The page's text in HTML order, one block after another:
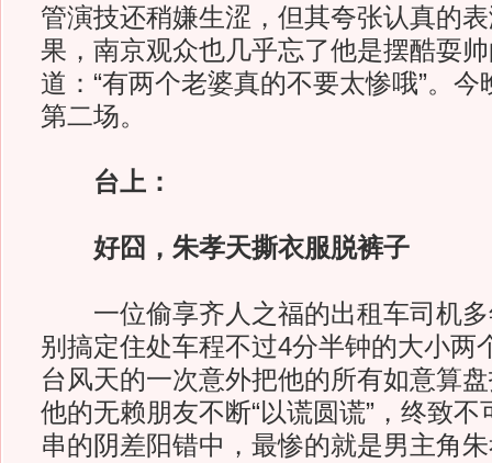
管演技还稍嫌生涩，但其夸张认真的
果，南京观众也几乎忘了他是摆酷耍帅
道：“有两个老婆真的不要太惨哦”。
第二场。
台上：
好囧，朱孝天撕衣服脱裤子
一位偷享齐人之福的出租车司机多
别搞定住处车程不过4分半钟的大小两
台风天的一次意外把他的所有如意算
他的无赖朋友不断“以谎圆谎”，终致
串的阴差阳错中，最惨的就是男主角